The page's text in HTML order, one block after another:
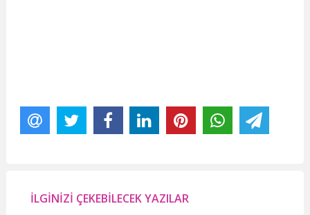
İLGİNİZİ ÇEKEBİLECEK YAZILAR